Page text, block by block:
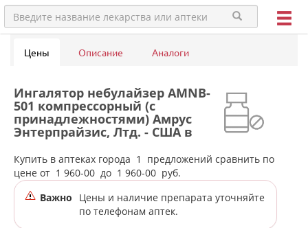
Цены Описание Аналоги
Ингалятор небулайзер AMNB-
501 компрессорный (с
принадлежностями) Амрус
Энтерпрайзис, Лтд. - США в
аптеках города Лесного
Купить в аптеках города 1
предложений сравнить по
цене от 1 960-00 до 1 960-00 руб.
Важно
Цены и наличие препарата уточняйте
по телефонам аптек.